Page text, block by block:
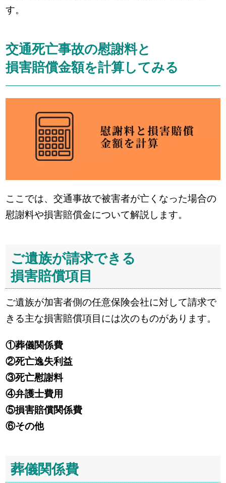
す。
交通死亡事故の慰謝料と
損害賠償金額を計算してみる
ここでは、交通事故で被害者が亡くなった場合の
慰謝料や損害賠償金について解説します。
ご遺族が請求できる
損害賠償項目
ご遺族が加害者側の任意保険会社に対して請求で
きる主な損害賠償項目には次のものがあります。
①葬儀関係費
②死亡逸失利益
③死亡慰謝料
④弁護士費用
⑤損害賠償関係費
⑥その他
葬儀関係費